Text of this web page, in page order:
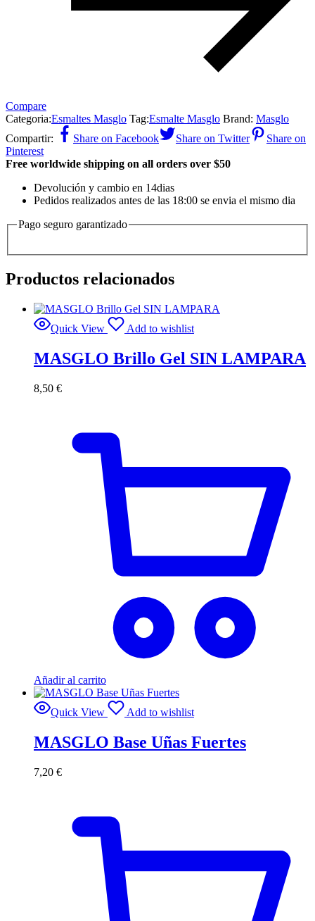
Compare
Categoria:Esmaltes Masglo Tag:Esmalte Masglo Brand: Masglo
Compartir:
Share on Facebook Share on Twitter
Share on
Pinterest
Free worldwide shipping on all orders over $50
Devolución y cambio en 14dias
Pedidos realizados antes de las 18:00 se envia el mismo dia
Pago seguro garantizado
Productos relacionados
Quick View Add to wishlist
MASGLO Brillo Gel SIN LAMPARA
8,50 €
Añadir al carrito
Quick View Add to wishlist
MASGLO Base Uñas Fuertes
7,20 €